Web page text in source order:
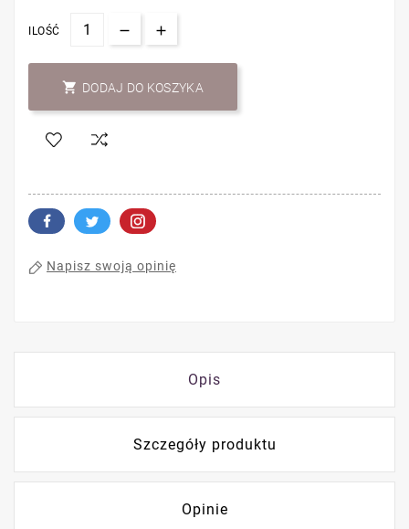
ILOŚĆ
 DODAJ DO KOSZYKA
Napisz swoją opinię
Opis
Szczegóły produktu
Opinie